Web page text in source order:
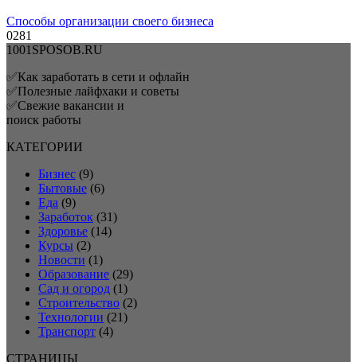
Способы организации своего бизнеса
0281
1001SPOSOB.RU
✅Как заработать в сети и офлайн
✅Полезные лайфхаки и советы
✅Свежие вакансии и
поиск работы
КАТЕГОРИИ
Бизнес (9)
Бытовые (6)
Еда (9)
Заработок (31)
Здоровье (14)
Курсы (2)
Новости (1)
Образование (29)
Сад и огород (1)
Строительство (2)
Технологии (21)
Транспорт (4)
СТРАНИЦЫ